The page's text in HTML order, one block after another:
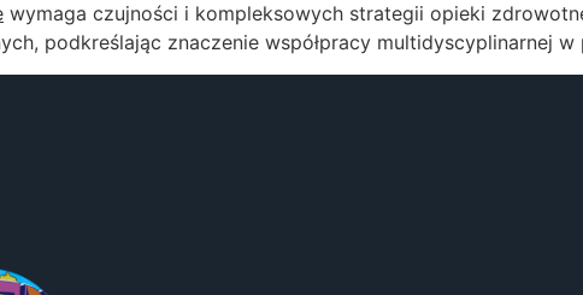
wymaga czujności i kompleksowych strategii opieki
podkreślając znaczenie współpracy multidyscyplinarnej